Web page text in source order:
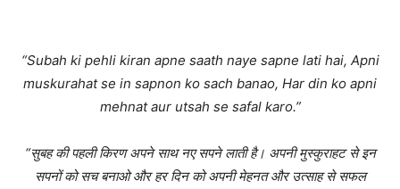
“Subah ki pehli kiran apne saath naye sapne lati hai, Apni
muskurahat se in sapnon ko sach banao, Har din ko apni
mehnat aur utsah se safal karo.”
“सुबह की पहली किरण अपने साथ नए सपने लाती है। अपनी मुस्कुराहट से इन
सपनों को सच बनाओ और हर दिन को अपनी मेहनत और उत्साह से सफल